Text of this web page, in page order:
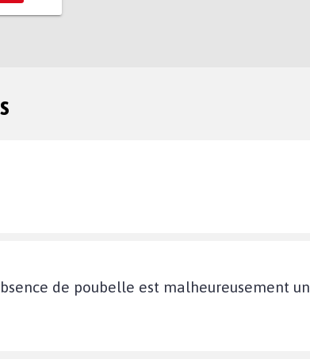
de poubelle est malheureusement un